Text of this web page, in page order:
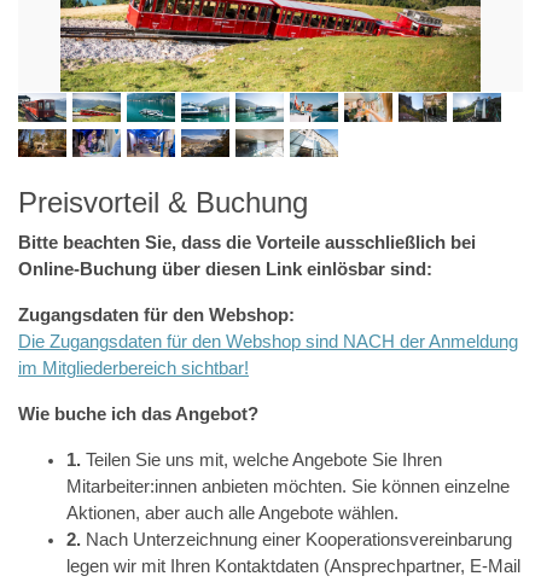
Preisvorteil & Buchung
​Bitte beachten Sie, dass die Vorteile ausschließlich bei
Online-Buchung über diesen Link einlösbar sind:
Zugangsdaten für den Webshop:
Die Zugangsdaten für den Webshop sind NACH der Anmeldung
im Mitgliederbereich sichtbar!
Wie buche ich das Angebot?
1. Teilen Sie uns mit, welche Angebote Sie Ihren
Mitarbeiter:innen anbieten möchten. Sie können einzelne
Aktionen, aber auch alle Angebote wählen.
2. Nach Unterzeichnung einer Kooperationsvereinbarung
legen wir mit Ihren Kontaktdaten (Ansprechpartner, E-Mail